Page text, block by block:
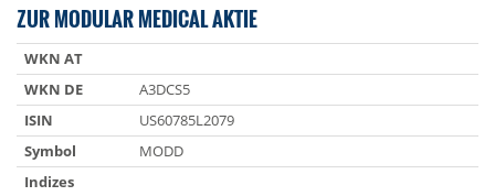
ZUR MODULAR MEDICAL AKTIE
WKN AT
WKN DE
A3DCS5
ISIN
US60785L2079
Symbol
MODD
Indizes